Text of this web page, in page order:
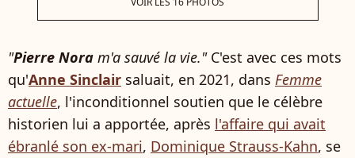
"Pierre Nora m'a sauvé la vie."C'est avec ces mots
qu'Anne Sinclair saluait, en 2021, dans Femme
actuelle, l'inconditionnel soutien que le célèbre
historien lui a apportée, après l'affaire qui avait
ébranlé son ex-mari, Dominique Strauss-Kahn, se